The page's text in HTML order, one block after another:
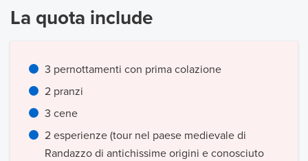
La quota include
3 pernottamenti con prima colazione
2 pranzi
3 cene
2 esperienze (tour nel paese medievale di
Randazzo di antichissime origini e conosciuto